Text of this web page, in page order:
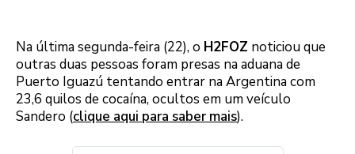
Na última segunda-feira (22), o H2FOZ noticiou que
outras duas pessoas foram presas na aduana de
Puerto Iguazú tentando entrar na Argentina com
23,6 quilos de cocaína, ocultos em um veículo
Sandero (clique aqui para saber mais).